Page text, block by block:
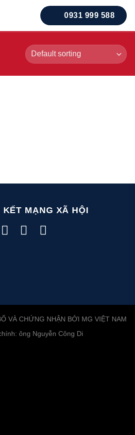
0931 999 588
KẾT MẠNG XÃ HỘI
VÀ CHỨNG NHẬN BỞI MG VIỆT NAM
ông Nguyễn Công Di